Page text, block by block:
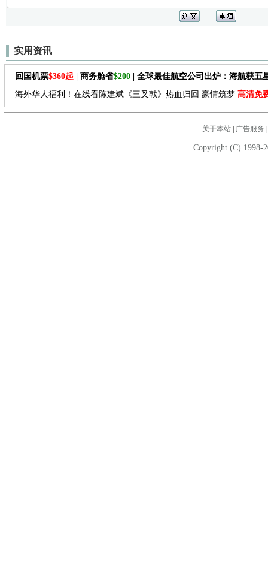
实用资讯
回国机票$360起 | 商务舱省$200 | 全球最佳航空公司出炉：海航获五
海外华人福利！在线看陈建斌《三叉戟》热血归回 豪情筑梦 高清免
关于本站| 广告服务
Copyright (C) 1998-